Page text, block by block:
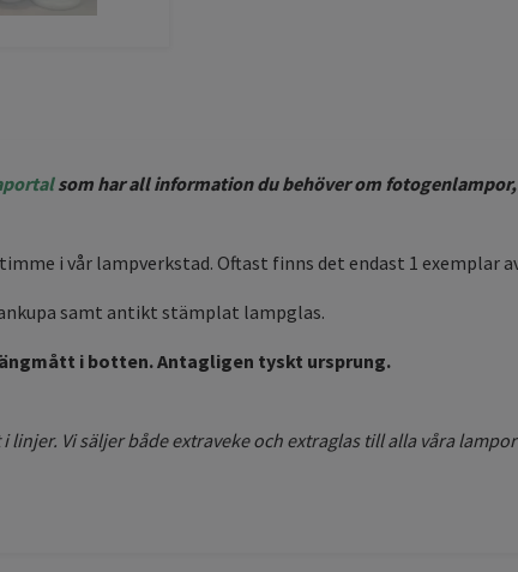
som har all information du behöver om
i vår lampverkstad. Oftast finns det endast 1 exemplar
samt antikt stämplat lampglas.
i botten. Antagligen tyskt ursprung.
Vi säljer både extraveke och extraglas till alla våra